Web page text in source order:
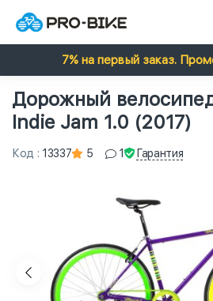
7% на первый заказ.
Дорожный
Indie Jam 1.0 (2017)
Код : 13337 5 1 Гарантия